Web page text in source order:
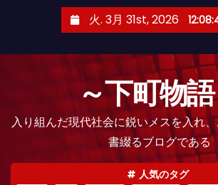
火. 3月 31st, 2026
～下町物
入り組んだ現代社会に鋭いメスを入れ
書綴るブログである
人気のタグ